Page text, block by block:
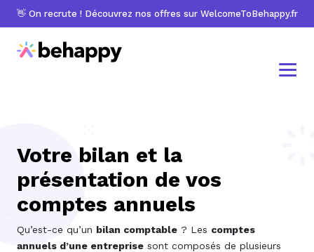
👋 On recrute ! Découvrez nos offres sur WelcomeToBehappy.fr
Votre bilan et la
présentation de vos
comptes annuels
Qu’est-ce qu’un bilan comptable ? Les comptes
annuels d’une entreprise sont composés de plusieurs